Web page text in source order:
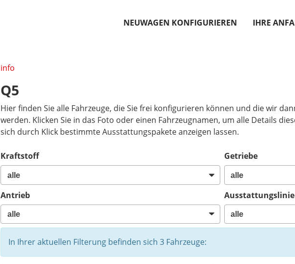
NEUWAGEN KONFIGURIEREN IHRE
info
Q5
Hier finden Sie alle Fahrzeuge, die Sie frei konfigurieren können und die wir
werden. Klicken Sie in das Foto oder einen Fahrzeugnamen, um alle Details
sich durch Klick bestimmte Ausstattungspakete anzeigen lassen.
Kraftstoff Getriebe
Antrieb Ausstattungslinie
In Ihrer aktuellen Filterung befinden sich3 Fahrzeuge: